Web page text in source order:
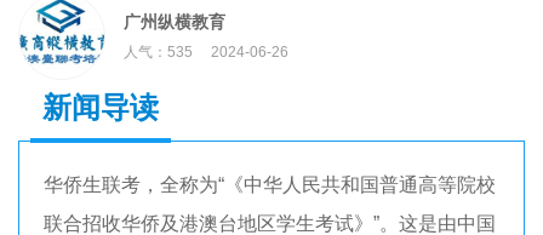
广州纵横教育
人气： 535 2024-06-26
新闻导读
华侨生联考，全称为“《中华人民共和国普通高等院校
联合招收华侨及港澳台地区学生考试》”。这是由中国